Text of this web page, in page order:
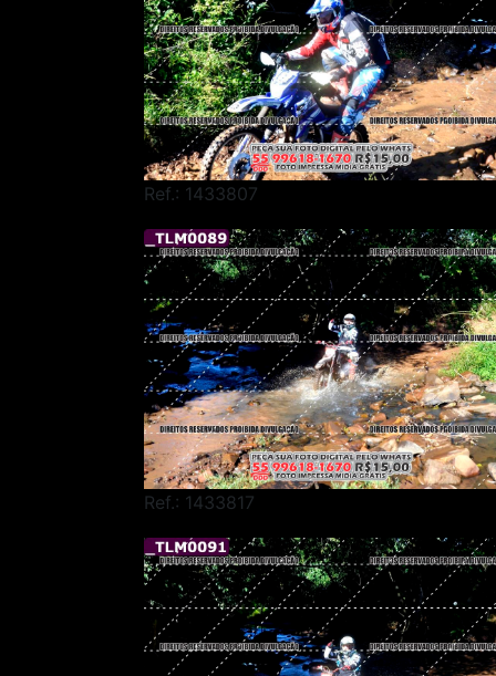
Ref.: 1433807
Ref.: 1433817